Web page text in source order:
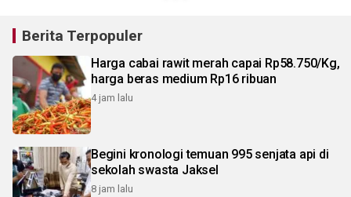
Berita Terpopuler
Harga cabai rawit merah capai Rp58.750/Kg,
harga beras medium Rp16 ribuan
4 jam lalu
Begini kronologi temuan 995 senjata api di
sekolah swasta Jaksel
8 jam lalu